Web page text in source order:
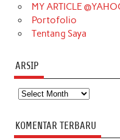
MY ARTICLE
Portofolio
Tentang Saya
ARSIP
Arsip
KOMENTAR TERBARU